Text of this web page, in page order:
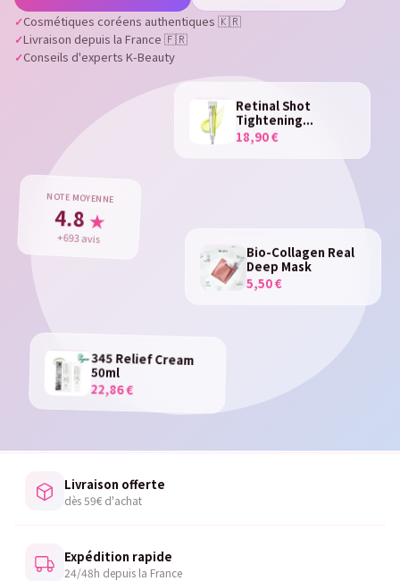
Cosmétiques coréens authentiques 🇰🇷
Livraison depuis la France 🇫🇷
Conseils d'experts K-Beauty
Retinal Shot
Tightening...
18,90 €
345 Relief Cream
50ml
22,86 €
Bio-Collagen Real
Deep Mask
5,50 €
NOTE MOYENNE
4.8 ★
+693 avis
Livraison offerte
dès 59€ d'achat
Expédition rapide
24/48h depuis la France